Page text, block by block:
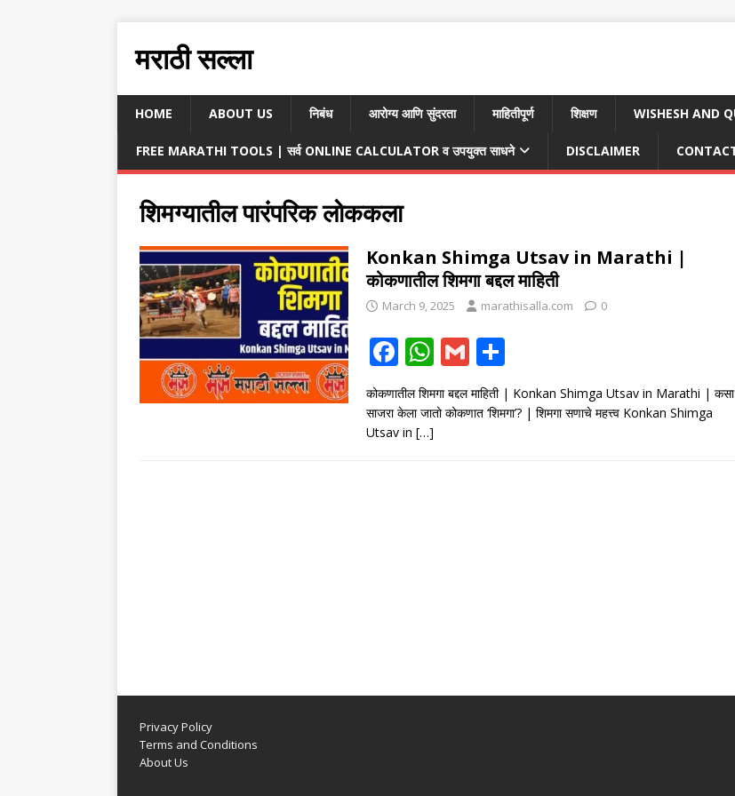
मराठी सल्ला
HOME ABOUT US निबंध आरोग्य आणि सुंदरता माहितीपूर्ण शिक्षण WISHESH AND
FREE MARATHI TOOLS | सर्व ONLINE CALCULATOR व उपयुक्त साधने DISCLAIMER
शिमग्यातील पारंपरिक लोककला
Konkan Shimga Utsav in Marathi |
कोकणातील शिमगा बद्दल माहिती
March 9, 2025 marathisalla.com 0
F
ac
e
b
W
h
at
G
m
ai
h
ar
कोकणातील शिमगा बद्दल माहिती | Konkan Shimga Utsav in Marathi | कसा
साजरा केला जातो कोकणात ‘शिमगा’? | शिमगा सणाचे महत्त्व Konkan Shimga
Utsav in […]
Privacy Policy
Terms and Conditions
About Us